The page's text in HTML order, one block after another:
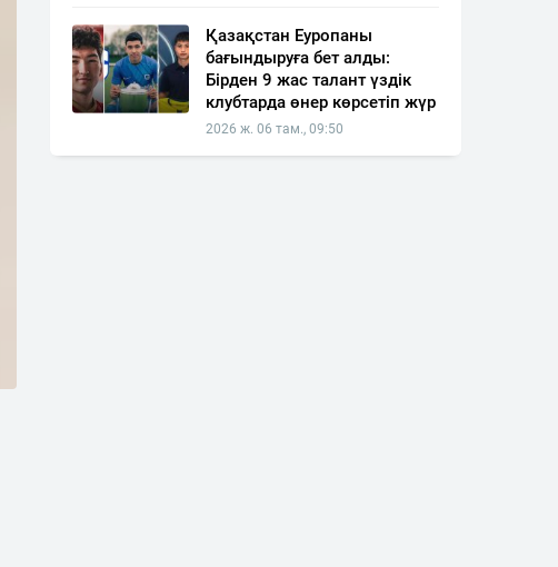
Қазақстан Еуропаны
бағындыруға бет алды:
Бірден 9 жас талант үздік
клубтарда өнер көрсетіп жүр
2026 ж. 06 там., 09:50